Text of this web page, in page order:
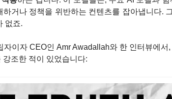
하거나 정책을 위반하는 컨텐츠를 잡아냅니다.
없죠.
자이자 CEO인 Amr Awadallah와 한 인터뷰에서
강조한 적이 있었습니다: